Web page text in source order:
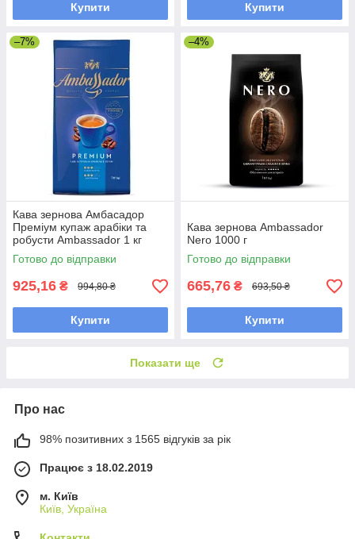
Купити Купити
–7%
Кава зернова Амбасадор
Преміум купаж арабіки та
робусти Ambassador 1 кг
Готово до відправки
925,16 ₴ 994,80 ₴
Купити
–4%
Кава зернова Ambassador
Nero 1000 г
Готово до відправки
665,76 ₴ 693,50 ₴
Купити
Показати ще
Про нас
98% позитивних з 1565 відгуків за рік
Працює з 18.02.2019
м. Київ
Київ, Україна